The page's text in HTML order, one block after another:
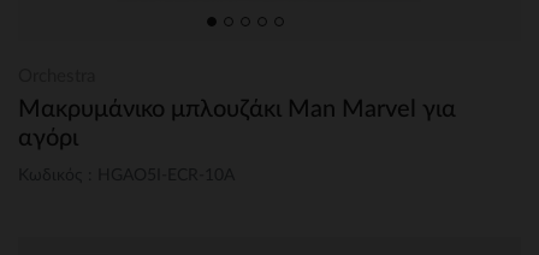
Μακρυμάνικο μπλουζάκι Man Marvel για
αγόρι